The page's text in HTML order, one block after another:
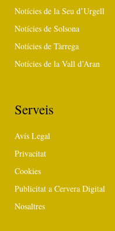
Notícies de la Seu d’Urgell
Notícies de Solsona
Notícies de Tàrrega
Notícies de la Vall d’Aran
Serveis
Avís Legal
Privacitat
Cookies
Publicitat a Cervera Digital
Nosaltres